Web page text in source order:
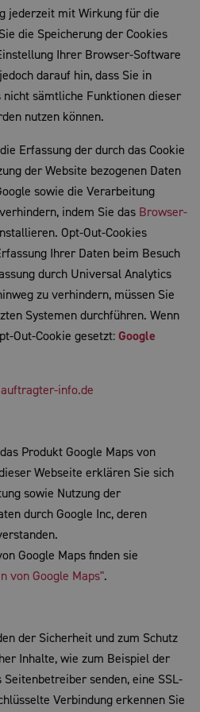
jederzeit mit Wirkung für die
die Speicherung der Cookies
Ihrer Browser-Software
darauf hin, dass Sie in
sämtliche Funktionen dieser
nutzen können.
Erfassung der durch das Cookie
der Website bezogenen Daten
sowie die Verarbeitung
indem Sie das Browser-
Opt-Out-Cookies
Ihrer Daten beim Besuch
durch Universal Analytics
zu verhindern, müssen Sie
Systemen durchführen. Wenn
Out-Cookie gesetzt: Google
info.de
Produkt Google Maps von
Webseite erklären Sie sich
sowie Nutzung der
durch Google Inc, deren
Google Maps finden sie
von Google Maps".
der Sicherheit und zum Schutz
Inhalte, wie zum Beispiel der
senden, eine SSL-
Verbindung erkennen Sie